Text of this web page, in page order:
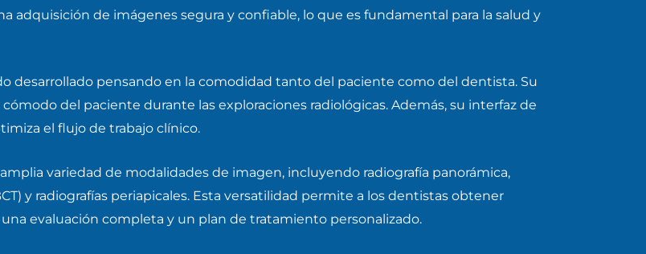
adquisición de imágenes segura y confiable, lo que es fundamental para la salud y
desarrollado pensando en la comodidad tanto del paciente como del dentista. Su
del paciente durante las exploraciones radiológicas. Además, su interfaz de
el flujo de trabajo clínico.
variedad de modalidades de imagen, incluyendo radiografía panorámica,
y radiografías periapicales. Esta versatilidad permite a los dentistas obtener
evaluación completa y un plan de tratamiento personalizado.